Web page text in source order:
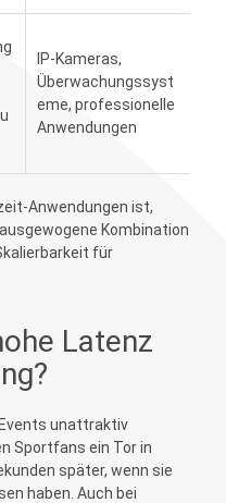
IP-Kameras,
Überwachungssyst
eme, professionelle
Anwendungen
Anwendungen ist,
Kombination
für
Latenz
unattraktiv
Sportfans ein Tor in
später, wenn sie
haben. Auch bei